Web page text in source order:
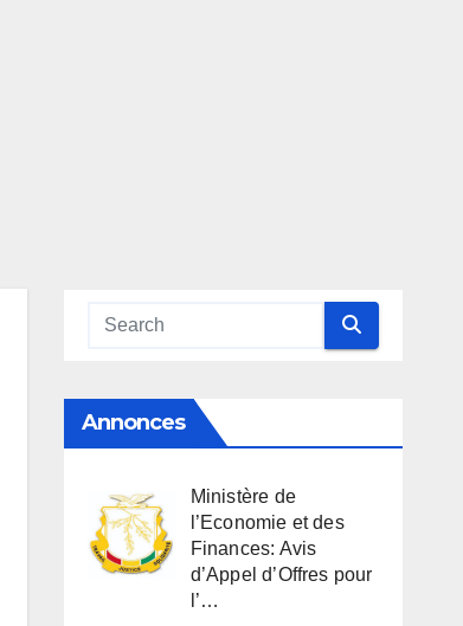
Annonces
Ministère de
l’Economie et des
Finances: Avis
d’Appel d’Offres pour
l’…